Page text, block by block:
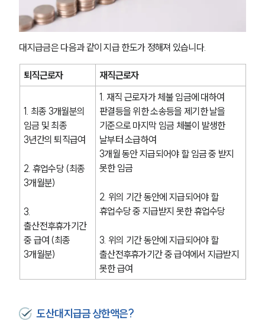
대지급금은 다음과 같이 지급 한도가 정해져 있습니다.
퇴직근로자 재직근로자
1. 최종 3개월분의
임금 및 최종
3년간의 퇴직급여
2. 휴업수당 (최종
3개월분)
3.
출산전후휴가기간
중 급여 (최종
3개월분)
1. 재직 근로자가 체불 임금에 대하여
판결등을 위한 소송등을 제기한 날을
기준으로 마지막 임금 체불이 발생한
날부터 소급하여
3개월 동안 지급되어야 할 임금 중 받지
못한 임금
2. 위의 기간 동안에 지급되어야 할
휴업수당 중 지급받지 못한 휴업수당
3. 위의 기간 동안에 지급되어야 할
출산전후휴가기간 중 급여에서 지급받지
못한 급여
도산대지급금 상한액은?